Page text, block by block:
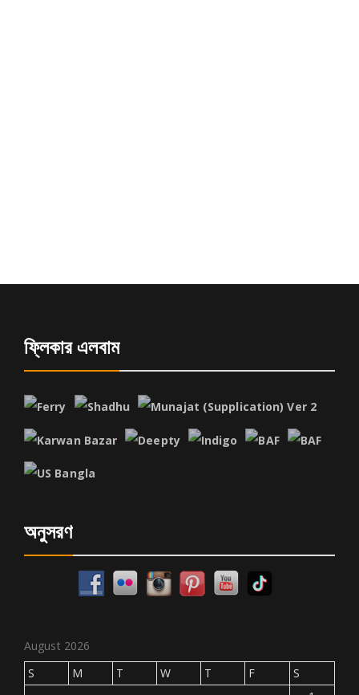
ফ্লিকার এলবাম
অনুসরণ
August 2026
S
M T W T F
S